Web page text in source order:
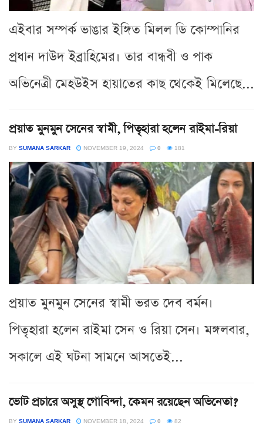
এইবার সম্পর্ক ভাঙার ইঙ্গিত মিলল ডি কোম্পানির
প্রধান দাউদ ইব্রাহিমের। তার বান্ধবী ও পাক
অভিনেত্রী মেহউইস হায়াতের কাছ থেকেই মিলেছে...
প্রয়াত মুনমুন সেনের স্বামী, পিতৃহারা হলেন রাইমা-রিয়া
BY SUMANA SARKAR NOVEMBER 19, 2024 0 181
প্রয়াত মুনমুন সেনের স্বামী ভরত দেব বর্মন।
পিতৃহারা হলেন রাইমা সেন ও রিয়া সেন। মঙ্গলবার,
সকালে এই ঘটনা সামনে আসতেই...
ভোট প্রচারে অসুস্থ গোবিন্দা, কেমন রয়েছেন অভিনেতা?
BY SUMANA SARKAR NOVEMBER 18, 2024 0 82